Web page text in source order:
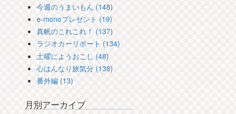
今週のうまいもん (148)
e-monoプレゼント (19)
真帆のこれこれ！ (137)
ラジオカーリポート (134)
土曜にようおこし (48)
心はんなり旅気分 (138)
番外編 (13)
月別アーカイブ